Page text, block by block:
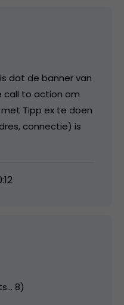
dat de banner van
call to action om
Tipp ex te doen
connectie) is
8)